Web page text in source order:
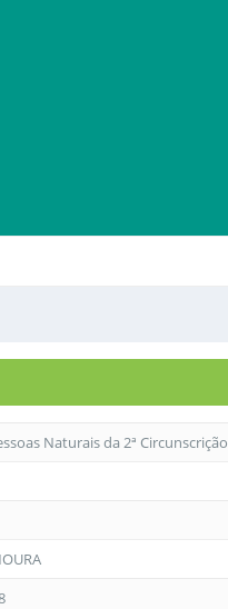
Naturais da 2ª Circunscrição